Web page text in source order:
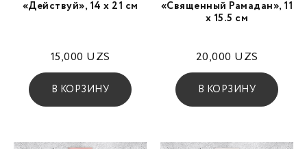
«Действуй», 14 х 21 см
15,000 UZS
В КОРЗИНУ
«Священный Рамадан», 11
х 15.5 см
20,000 UZS
В КОРЗИНУ